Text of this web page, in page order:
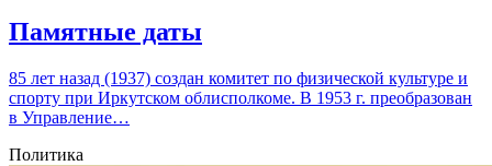
Памятные даты
85 лет назад (1937) создан комитет по физической культуре и
спорту при Иркутском облисполкоме. В 1953 г. преобразован
в Управление…
Политика